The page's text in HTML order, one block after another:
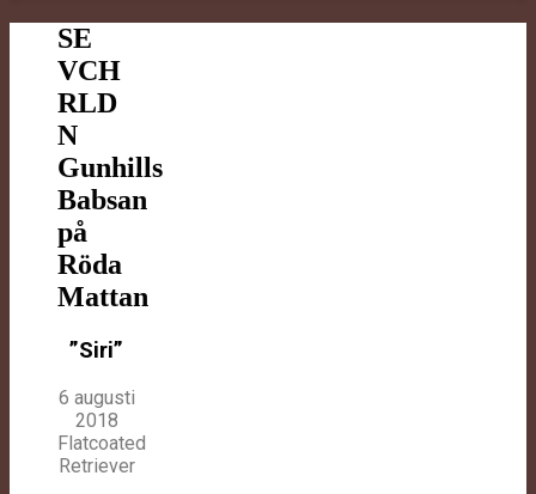
SE
VCH
RLD
N
Gunhills
Babsan
på
Röda
Mattan
”Siri”
6 augusti
2018
Flatcoated
Retriever